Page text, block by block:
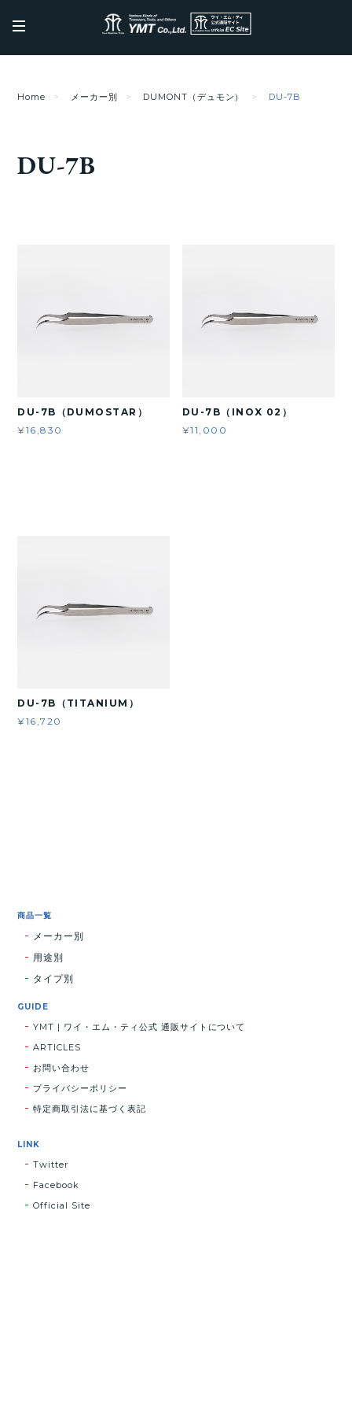
Home メーカー別 DUMONT（デュモン） DU-7B
DU-7B
DU-7B（DUMOSTAR）
¥16,830
DU-7B（INOX 02）
¥11,000
DU-7B（TITANIUM）
¥16,720
商品一覧
メーカー別
用途別
タイプ別
GUIDE
YMT | ワイ・エム・ティ公式 通販サイトについて
ARTICLES
お問い合わせ
プライバシーポリシー
特定商取引法に基づく表記
LINK
Twitter
Facebook
Official Site